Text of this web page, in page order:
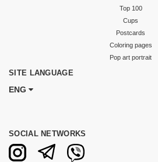
Top 100
Cups
Postcards
Coloring pages
Pop art portrait
SITE LANGUAGE
ENG
SOCIAL NETWORKS